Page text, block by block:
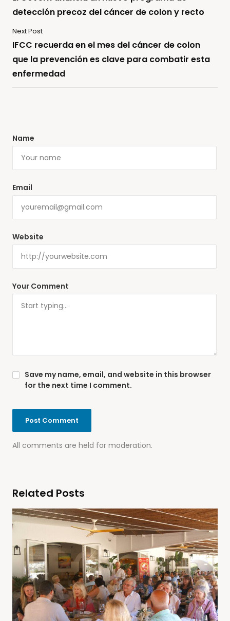
detección precoz del cáncer de colon y recto
Next Post
IFCC recuerda en el mes del cáncer de colon
que la prevención es clave para combatir esta
enfermedad
Your Comment
All comments are held for moderation.
Name
Email
Website
Save my name, email, and website in this browser
for the next time I comment.
Related Posts